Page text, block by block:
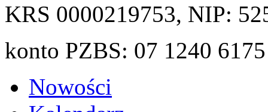
KRS 0000219753, NIP:
konto PZBS: 07 1240
Nowości